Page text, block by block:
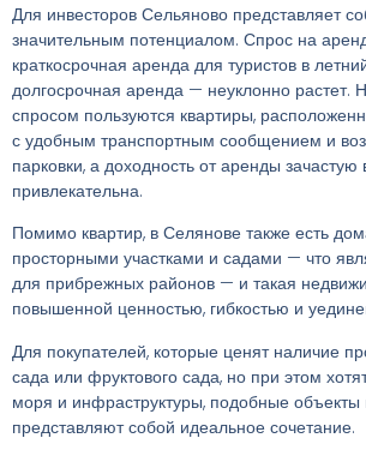
Для инвесторов Сельяново представляет
значительным потенциалом. Спрос на
краткосрочная аренда для туристов в
долгосрочная аренда — неуклонно растет.
спросом пользуются квартиры,
с удобным транспортным сообщением и
парковки, а доходность от аренды зачастую
привлекательна.
Помимо квартир, в Селянове также есть
просторными участками и садами — что
для прибрежных районов — и такая
повышенной ценностью, гибкостью и
Для покупателей, которые ценят наличие
сада или фруктового сада, но при этом
моря и инфраструктуры, подобные объекты
представляют собой идеальное сочетание.